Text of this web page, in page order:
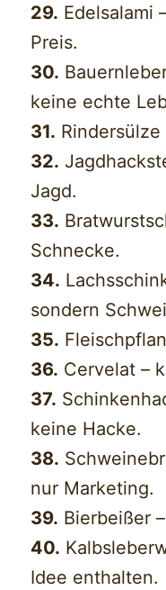
29. Edelsalami
Preis.
30.
keine echte
31. Rindersülze
32.
Jagd.
33.
Schnecke.
34.
sondern
35.
36. Cervelat –
37.
keine Hacke.
38.
nur Marketing.
39. Bierbeißer
40.
Idee enthalten.